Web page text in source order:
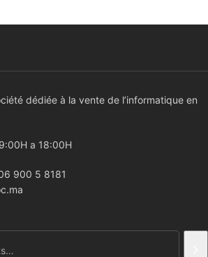
dédiée à la vente de l’informatique en
a 18:00H
900 5 8181